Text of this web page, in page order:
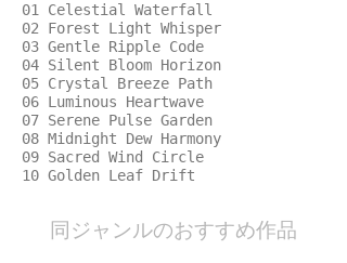
01 Celestial Waterfall
02 Forest Light Whisper
03 Gentle Ripple Code
04 Silent Bloom Horizon
05 Crystal Breeze Path
06 Luminous Heartwave
07 Serene Pulse Garden
08 Midnight Dew Harmony
09 Sacred Wind Circle
10 Golden Leaf Drift
​同ジャンルのおすすめ作品